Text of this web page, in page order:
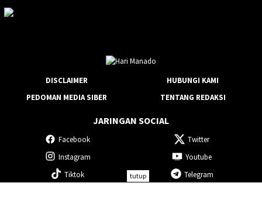
DISCLAIMER
HUBUNGI KAMI
PEDOMAN MEDIA SIBER
TENTANG REDAKSI
JARINGAN SOCIAL
Facebook
Twitter
Instagram
Youtube
Tiktok
Telegram
tutup